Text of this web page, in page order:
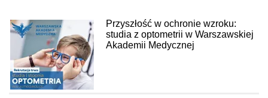
Przyszłość w ochronie wzroku:
studia z optometrii w Warszawskiej
Akademii Medycznej